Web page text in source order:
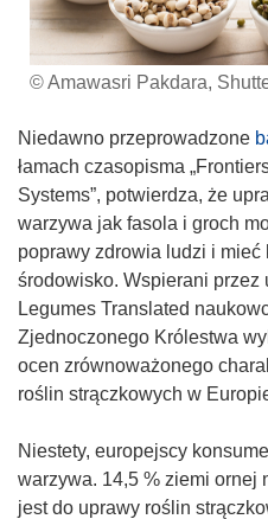
© Amawasri Pakdara,
Niedawno przeprowadzone
łamach czasopisma
Systems”, potwierdza, że
warzywa jak fasola i groch
poprawy zdrowia ludzi i mieć
środowisko. Wspierani przez
Legumes Translated
Zjednoczonego Królestwa
ocen zrównoważonego
roślin strączkowych w
Niestety, europejscy
warzywa. 14,5 % ziemi ornej
jest do uprawy roślin